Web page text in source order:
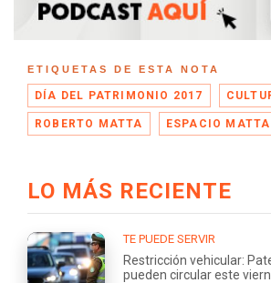
ETIQUETAS DE ESTA NOTA
DÍA DEL PATRIMONIO 2017
ROBERTO MATTA ESPACIO MATTA
LO MÁS RECIENTE
TE PUEDE SERVIR
Restricción vehicular:
pueden circular este